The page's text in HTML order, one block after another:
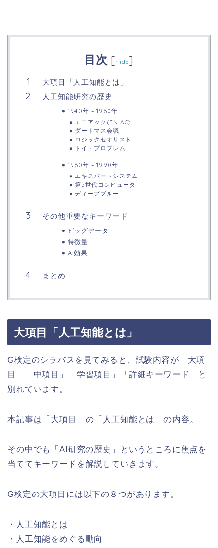
目次 [hide]
大項目「人工知能とは」
人工知能研究の歴史
1940年～1960年
エニアック(ENIAC)
ダートマス会議
ロジックセオリスト
トイ・プロブレム
1960年～1990年
エキスパートシステム
第5世代コンピュータ
ディープブルー
その他重要なキーワード
ビッグデータ
特徴量
AI効果
まとめ
大項目「人工知能とは」
G検定のシラバスを見てみると、試験内容が「大項
目」「中項目」「学習項目」「詳細キーワード」と
別れています。
本記事は「大項目」の「人工知能とは」の内容。
その中でも「AI研究の歴史」というところに焦点を
当ててキーワードを解説していきます。
G検定の大項目には以下の８つがあります。
・人工知能とは
・人工知能をめぐる動向